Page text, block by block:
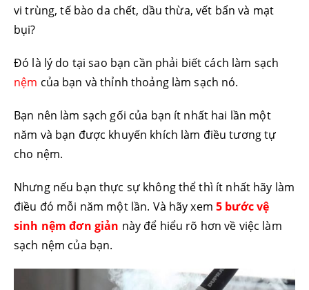
vi trùng, tế bào da chết, dầu thừa, vết bẩn và mạt
bụi?
Đó là lý do tại sao bạn cần phải biết cách làm sạch
nệm của bạn và thỉnh thoảng làm sạch nó.
Bạn nên làm sạch gối của bạn ít nhất hai lần một
năm và bạn được khuyến khích làm điều tương tự
cho nệm.
Nhưng nếu bạn thực sự không thể thì ít nhất hãy làm
điều đó mỗi năm một lần. Và hãy xem 5 bước vệ
sinh nệm đơn giản này để hiểu rõ hơn về việc làm
sạch nệm của bạn.